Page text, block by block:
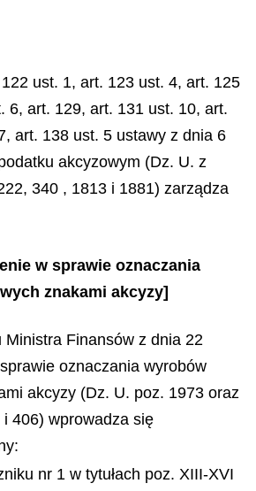
ust. 1, art. 123 ust. 4, art. 125
6, art. 129, art. 131 ust. 10, art.
art. 138 ust. 5 ustawy z dnia 6
akcyzowym (Dz. U. z
340 , 1813 i 1881) zarządza
w sprawie oznaczania
znakami akcyzy]
Ministra Finansów z dnia 22
oznaczania wyrobów
akcyzy (Dz. U. poz. 1973 oraz
406) wprowadza się
nr 1 w tytułach poz. XIII-XVI